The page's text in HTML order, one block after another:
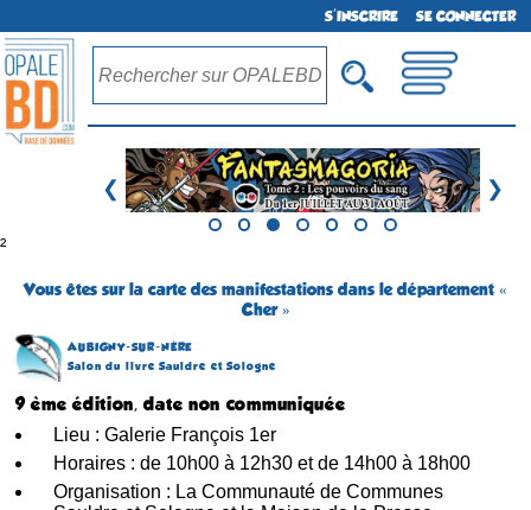
S'INSCRIRE SE CONNECTER
❮ ❯
²
Vous êtes sur la carte des manifestations dans le département «
Cher »
AUBIGNY-SUR-NÈRE
Salon du livre Sauldre et Sologne
9 ème édition, date non communiquée
Lieu : Galerie François 1er
Horaires : de 10h00 à 12h30 et de 14h00 à 18h00
Organisation : La Communauté de Communes